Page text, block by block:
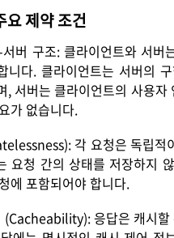
요 제약 조건
버 구조: 클라이언트와 서버
니다. 클라이언트는 서버의
, 서버는 클라이언트의 사용자
가 없습니다.
각 요청은 독립적
요청 간의 상태를 저장하지
에 포함되어야 합니다.
(Cacheability): 응답은 캐시할